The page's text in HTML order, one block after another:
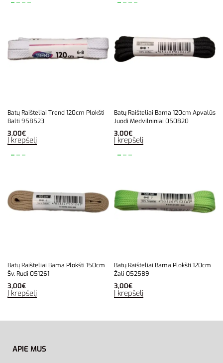
Batų Raišteliai Trend 120cm Plokšti
Balti 958523
3,00€
Į krepšelį
Batų Raišteliai Bama 120cm Apvalūs
Juodi Medvilniniai 050820
3,00€
Į krepšelį
Batų Raišteliai Bama Plokšti 150cm
Šv. Rudi 051261
3,00€
Į krepšelį
Batų Raišteliai Bama Plokšti 120cm
Žali 052589
3,00€
Į krepšelį
APIE MUS